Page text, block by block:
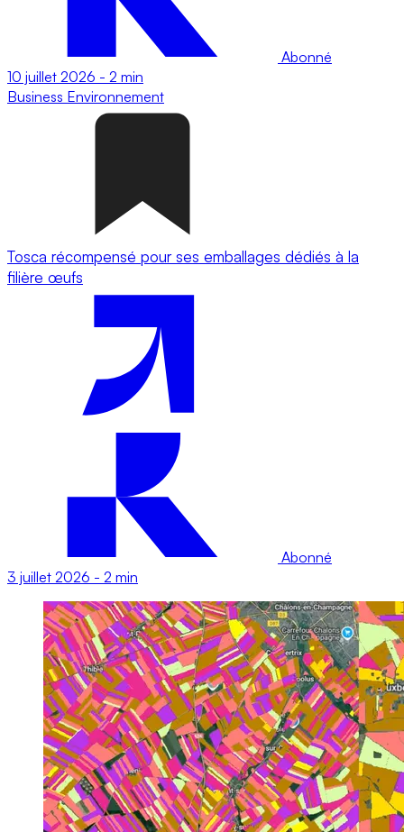
Abonné
10 juillet 2026 - 2 min
Business Environnement
Tosca récompensé pour ses emballages dédiés à la
filière œufs
Abonné
3 juillet 2026 - 2 min